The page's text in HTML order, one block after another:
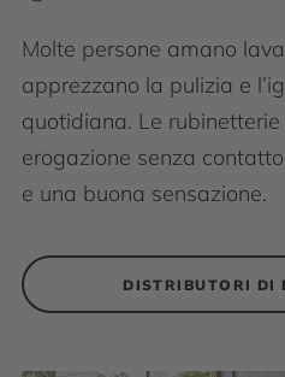
Molte persone amano
apprezzano la pulizia e
quotidiana. Le
erogazione senza
e una buona sensazione.
DISTRIBUTORI DI